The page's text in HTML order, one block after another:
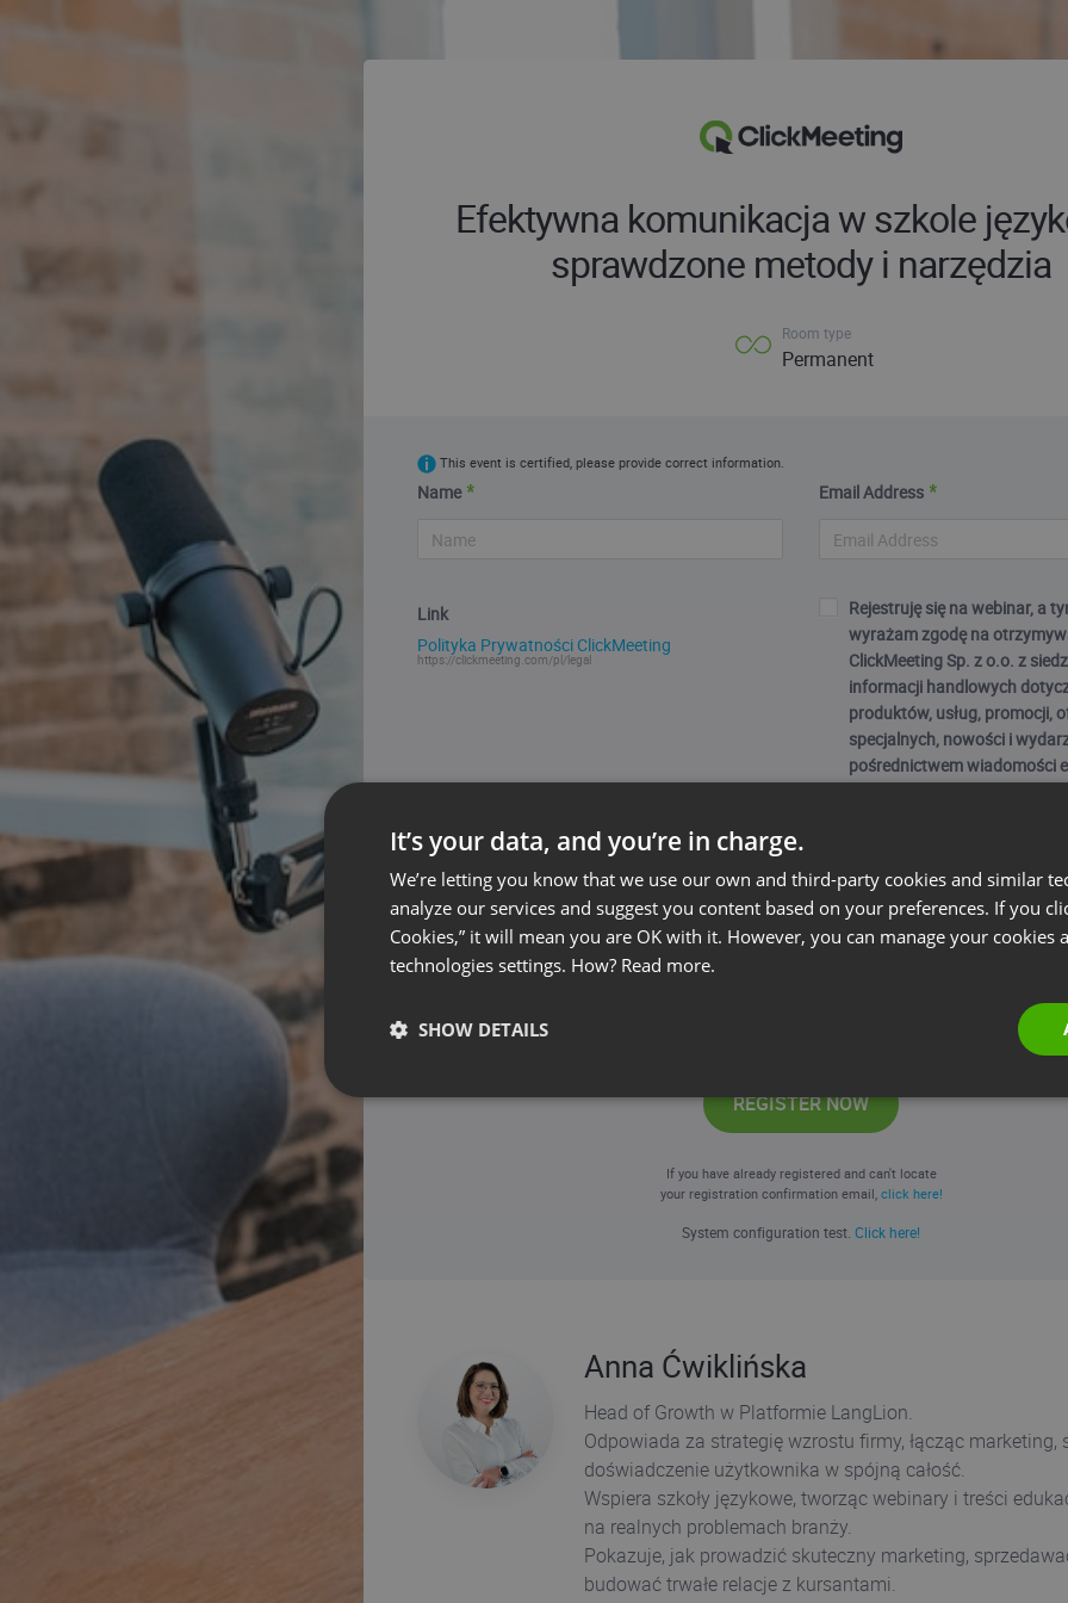
Efektywna komunikacja w szkole
sprawdzone metody i narzędzia
Room type
Permanent
This event is certified, please provide correct information.
Name Email Address
Link
Polityka Prywatności ClickMeeting
https://clickmeeting.com/pl/legal
Rejestruję się na webinar, a
wyrażam zgodę na
ClickMeeting Sp. z o.o. z
informacji handlowych
produktów, usług, promocji,
specjalnych, nowości i
pośrednictwem wiadomości
każdej chwili wycofać.
osobowych i zaznaczenie
warunkiem wykonania
webinarium przez ClickMeeting
REGISTER NOW
If you have already registered and can't locate
your registration confirmation email, click here!
System configuration test. Click here!
Anna Ćwiklińska
Head of Growth w Platformie LangLion.
Odpowiada za strategię wzrostu firmy, łącząc marketing,
doświadczenie użytkownika w spójną całość.
Wspiera szkoły językowe, tworząc webinary i treści
na realnych problemach branży.
Pokazuje, jak prowadzić skuteczny marketing,
budować trwałe relacje z kursantami.
It’s your data, and you’re in charge.
We’re letting you know that we use our own and third-party cookies and similar
analyze our services and suggest you content based on your preferences. If you
Cookies,” it will mean you are OK with it. However, you can manage your cookies
technologies settings. How? Read more.
SHOW DETAILS